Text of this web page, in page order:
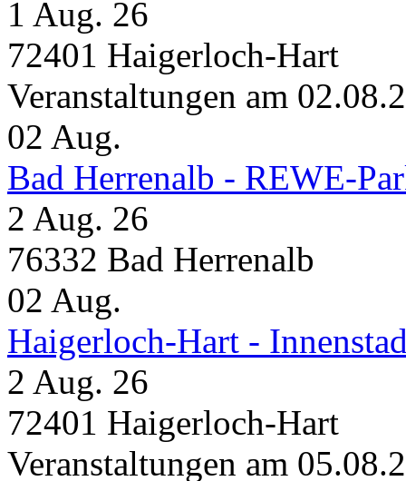
1 Aug. 26
72401 Haigerloch-Hart
Veranstaltungen am
02 Aug.
Bad Herrenalb - REWE-
2 Aug. 26
76332 Bad Herrenalb
02 Aug.
Haigerloch-Hart -
2 Aug. 26
72401 Haigerloch-Hart
Veranstaltungen am